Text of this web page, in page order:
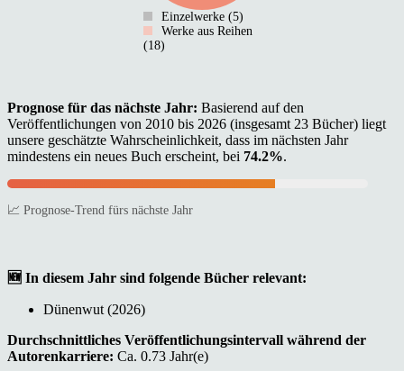
Einzelwerke (5)
Werke aus Reihen
(18)
Prognose für das nächste Jahr: Basierend auf den
Veröffentlichungen von 2010 bis 2026 (insgesamt 23 Bücher) liegt
unsere geschätzte Wahrscheinlichkeit, dass im nächsten Jahr
mindestens ein neues Buch erscheint, bei 74.2%.
📈 Prognose-Trend fürs nächste Jahr
🆕 In diesem Jahr sind folgende Bücher relevant:
Dünenwut (2026)
Durchschnittliches Veröffentlichungsintervall während der
Autorenkarriere: Ca. 0.73 Jahr(e)